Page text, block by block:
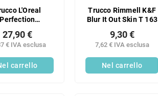
L'Oreal
Perfection
110
€ IVA esclusa
27,90 €
carrello
Trucco Rimmell K&F
Blur It Out Skin T 163
7,62 € IVA esclusa
9,30 €
Nel carrello